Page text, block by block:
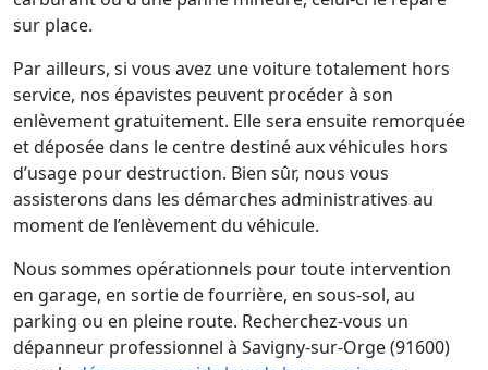
sur place.
Par ailleurs, si vous avez une voiture totalement hors
service, nos épavistes peuvent procéder à son
enlèvement gratuitement. Elle sera ensuite remorquée
et déposée dans le centre destiné aux véhicules hors
d’usage pour destruction. Bien sûr, nous vous
assisterons dans les démarches administratives au
moment de l’enlèvement du véhicule.
Nous sommes opérationnels pour toute intervention
en garage, en sortie de fourrière, en sous-sol, au
parking ou en pleine route. Recherchez-vous un
dépanneur professionnel à Savigny-sur-Orge (91600)